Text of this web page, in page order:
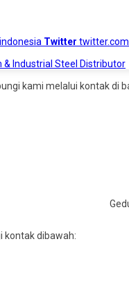
Twitter
& Industrial Steel Distributor
kami melalui kontak di
kontak dibawah: